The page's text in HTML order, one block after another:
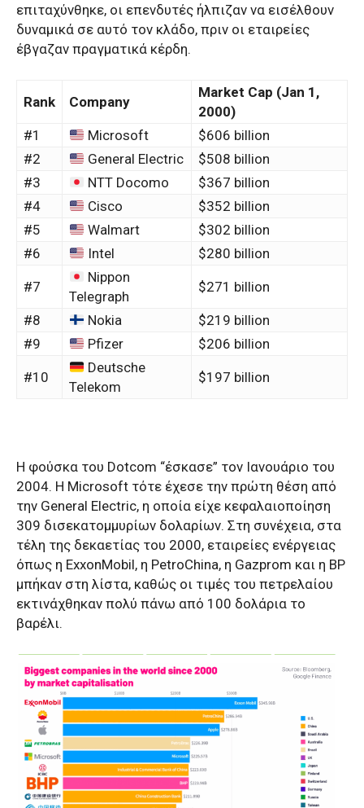
επιταχύνθηκε, οι επενδυτές ήλπιζαν να εισέλθουν
δυναμικά σε αυτό τον κλάδο, πριν οι εταιρείες
έβγαζαν πραγματικά κέρδη.
Rank Company
Market Cap (Jan 1,
2000)
#1
Microsoft
$606 billion
#2
General Electric
$508 billion
#3
NTT Docomo
$367 billion
#4
Cisco
$352 billion
#5
Walmart
$302 billion
#6
Intel $280 billion
#7
Nippon
Telegraph
$271 billion
#8 Nokia
$219 billion
#9
Pfizer $206 billion
#10
Deutsche
Telekom
$197 billion
Η φούσκα του Dotcom “έσκασε” τον Ιανουάριο του
2004. Η Microsoft τότε έχεσε την πρώτη θέση από
την General Electric, η οποία είχε κεφαλαιοποίηση
309 δισεκατομμυρίων δολαρίων. Στη συνέχεια, στα
τέλη της δεκαετίας του 2000, εταιρείες ενέργειας
όπως η ExxonMobil, η PetroChina, η Gazprom και η BP
μπήκαν στη λίστα, καθώς οι τιμές του πετρελαίου
εκτινάχθηκαν πολύ πάνω από 100 δολάρια το
βαρέλι.